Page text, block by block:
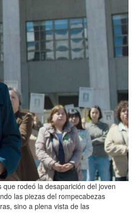
rodeó la desaparición del joven
las piezas del rompecabezas
sino a plena vista de las